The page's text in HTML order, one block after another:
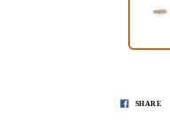
SHARE